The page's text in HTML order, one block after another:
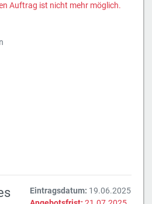
Auftrag ist nicht mehr möglich.
Eintragsdatum: 19.06.2025